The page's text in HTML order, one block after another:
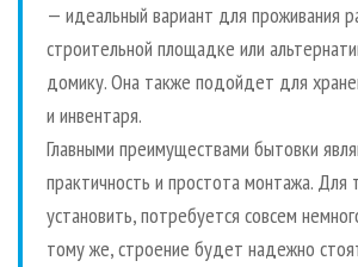
— идеальный вариант для проживания
строительной площадке или
домику. Она также подойдет для
и инвентаря.
Главными преимуществами бытовки
практичность и простота монтажа. Для
установить, потребуется совсем
тому же, строение будет надежно